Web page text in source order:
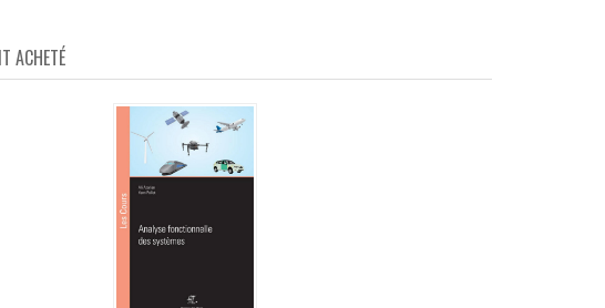
ACHETÉ